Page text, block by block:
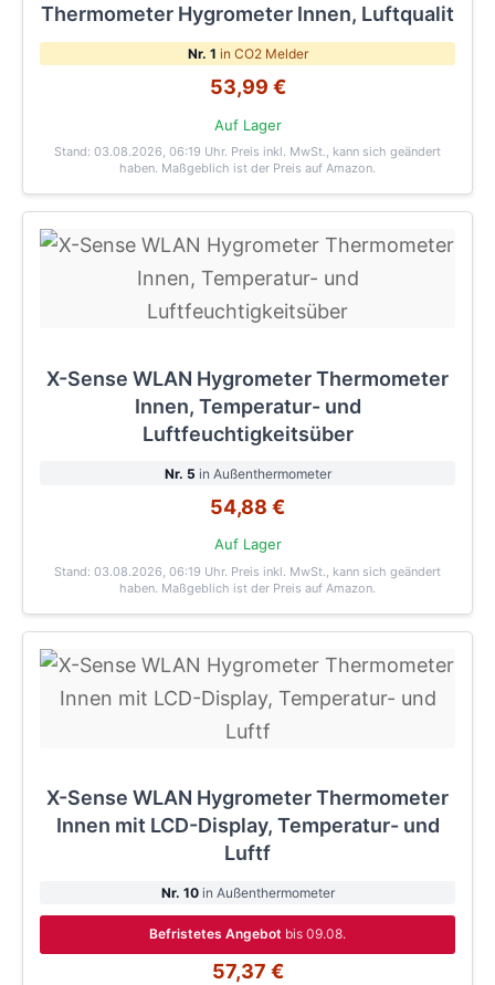
Thermometer Hygrometer Innen, Luftqualit
Nr. 1 in CO2 Melder
53,99 €
Auf Lager
Stand: 03.08.2026, 06:19 Uhr. Preis inkl. MwSt., kann sich geändert
haben. Maßgeblich ist der Preis auf Amazon.
X-Sense WLAN Hygrometer Thermometer
Innen, Temperatur- und
Luftfeuchtigkeitsüber
Nr. 5 in Außenthermometer
54,88 €
Auf Lager
Stand: 03.08.2026, 06:19 Uhr. Preis inkl. MwSt., kann sich geändert
haben. Maßgeblich ist der Preis auf Amazon.
X-Sense WLAN Hygrometer Thermometer
Innen mit LCD-Display, Temperatur- und
Luftf
Nr. 10in Außenthermometer
Befristetes Angebot bis 09.08.
57,37 €